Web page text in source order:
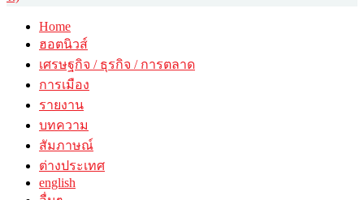
Home
ฮอตนิวส์
เศรษฐกิจ / ธุรกิจ / การตลาด
การเมือง
รายงาน
บทความ
สัมภาษณ์
ต่างประเทศ
english